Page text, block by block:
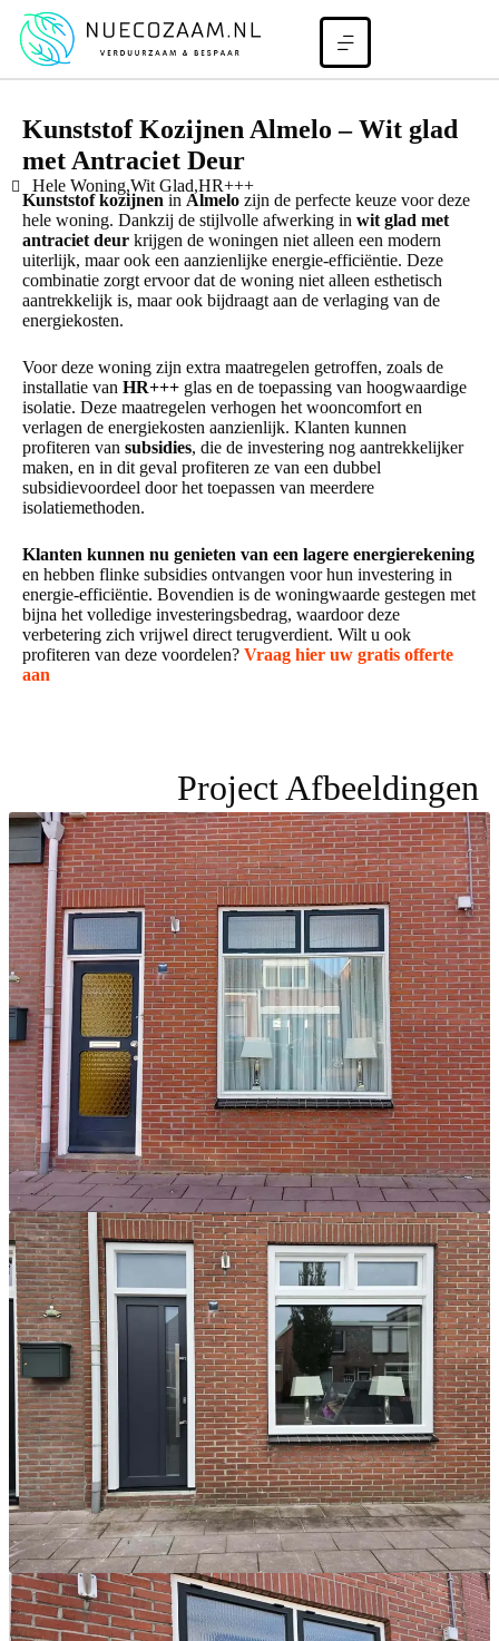
Kunststof Kozijnen Almelo – Wit glad
met Antraciet Deur
Hele Woning,Wit Glad,HR+++
Kunststof kozijnen in Almelo zijn de perfecte keuze voor deze
hele woning. Dankzij de stijlvolle afwerking in wit glad met
antraciet deur krijgen de woningen niet alleen een modern
uiterlijk, maar ook een aanzienlijke energie-efficiëntie. Deze
combinatie zorgt ervoor dat de woning niet alleen esthetisch
aantrekkelijk is, maar ook bijdraagt aan de verlaging van de
energiekosten.
Voor deze woning zijn extra maatregelen getroffen, zoals de
installatie van HR+++ glas en de toepassing van hoogwaardige
isolatie. Deze maatregelen verhogen het wooncomfort en
verlagen de energiekosten aanzienlijk. Klanten kunnen
profiteren van subsidies, die de investering nog aantrekkelijker
maken, en in dit geval profiteren ze van een dubbel
subsidievoordeel door het toepassen van meerdere
isolatiemethoden.
Klanten kunnen nu genieten van een lagere energierekening
en hebben flinke subsidies ontvangen voor hun investering in
energie-efficiëntie. Bovendien is de woningwaarde gestegen met
bijna het volledige investeringsbedrag, waardoor deze
verbetering zich vrijwel direct terugverdient. Wilt u ook
profiteren van deze voordelen? Vraag hier uw gratis offerte
aan
Project Afbeeldingen